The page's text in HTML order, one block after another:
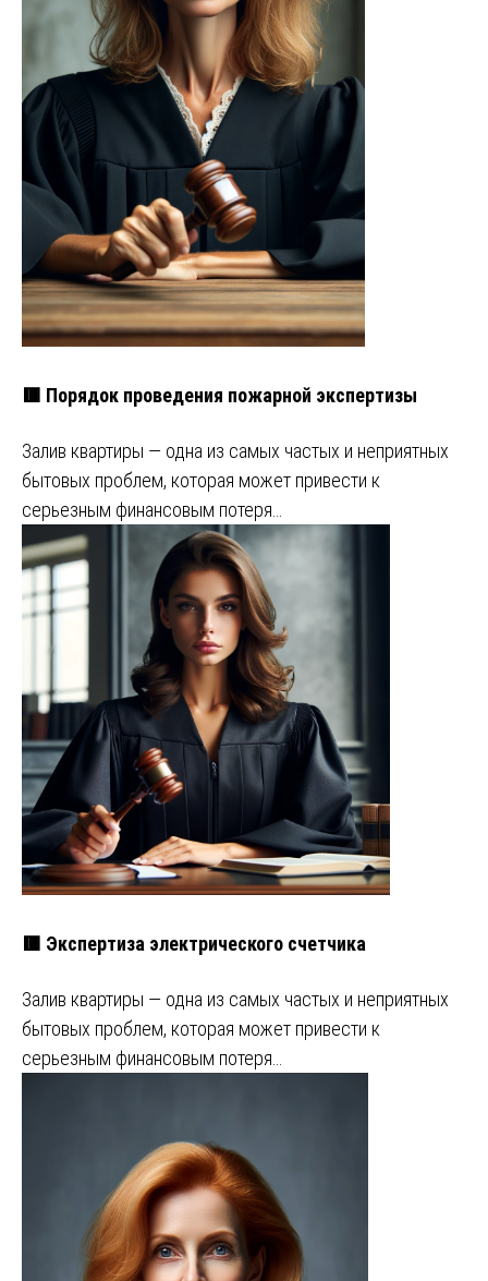
🟥 Порядок проведения пожарной экспертизы
Залив квартиры — одна из самых частых и неприятных
бытовых проблем, которая может привести к
серьезным финансовым потеря…
🟥 Экспертиза электрического счетчика
Залив квартиры — одна из самых частых и неприятных
бытовых проблем, которая может привести к
серьезным финансовым потеря…